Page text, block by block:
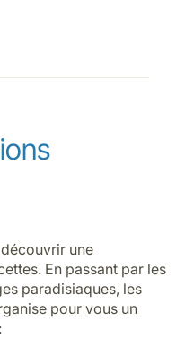
une
En passant par les
paradisiaques, les
pour vous un